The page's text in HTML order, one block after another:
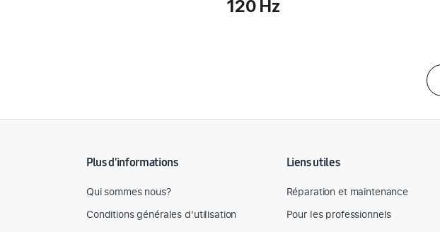
120 Hz
Plus d'informations
Qui sommes nous?
Conditions générales d'utilisation
Liens utiles
Réparation et maintenance
Pour les professionnels